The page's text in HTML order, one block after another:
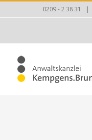
Inhalt
0209 - 2 38 31 |